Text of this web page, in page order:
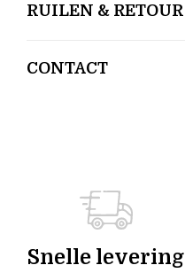
RUILEN & RETOUR
CONTACT
Snelle levering